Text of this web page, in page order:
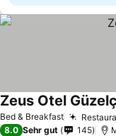
Bed & Breakfast
Zeus Otel
8.0 Sehr gut 145